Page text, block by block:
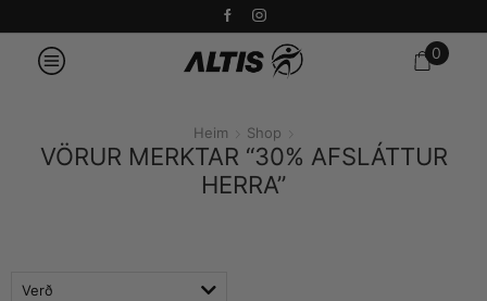
0
Heim Shop
VÖRUR MERKTAR “30% AFSLÁTTUR
HERRA”
Verð